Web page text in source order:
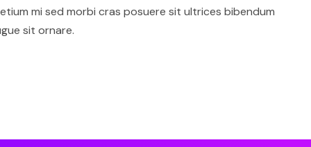
mi sed morbi cras posuere sit ultrices bibendum
sit ornare.